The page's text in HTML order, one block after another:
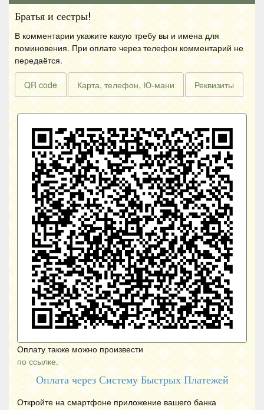
Братья и сестры!
В комментарии укажите какую требу вы и имена для
поминовения. При оплате через телефон комментарий не
передаётся.
QR code Карта, телефон, Ю-мани Реквизиты
Оплату также можно произвести
по ссылке.
Оплата через Систему Быстрых Платежей
Откройте на смартфоне приложение вашего банка